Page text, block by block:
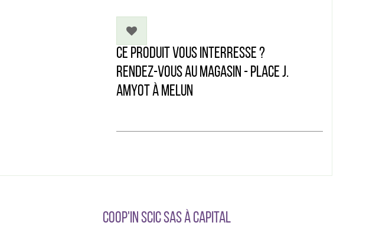
Ce produit vous interresse ?
Rendez-vous au magasin - Place J.
Amyot à Melun
Coop'In SCIC SAS à Capital